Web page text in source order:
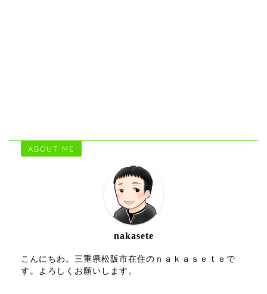
ABOUT ME
nakasete
こんにちわ。三重県松阪市在住のｎａｋａｓｅｔｅで
す。よろしくお願いします。